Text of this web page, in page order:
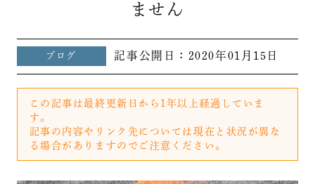
ません
ブログ 記事公開日： 2020年01月15日
この記事は最終更新日から1年以上経過していま
す。
記事の内容やリンク先については現在と状況が異な
る場合がありますのでご注意ください。